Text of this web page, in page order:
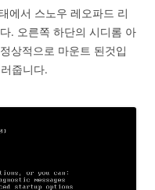
에서 스노우 레오파드 리
. 오른쪽 하단의 시디롬 아
상적으로 마운트 된것입
줍니다.